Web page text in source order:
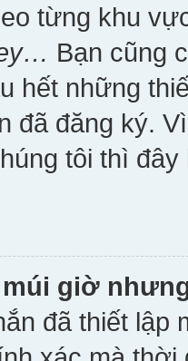
từng khu
Bạn cũng
hết những
đã đăng ký.
tôi thì
giờ
đã thiết lập